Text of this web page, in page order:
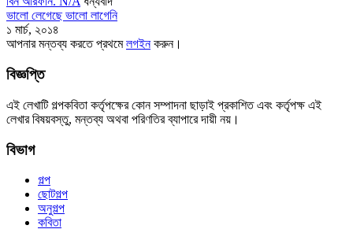
ভালো লেগেছেভালো লাগেনি
১ মার্চ, ২০১৪
আপনার মন্তব্য করতে প্রথমেলগইনকরুন।
বিজ্ঞপ্তি
এই লেখাটি গল্পকবিতা কর্তৃপক্ষের কোন সম্পাদনা ছাড়াই প্রকাশিত এবং কর্তৃপক্ষ এই
লেখার বিষয়বস্তু, মন্তব্য অথবা পরিণতির ব্যাপারে দায়ী নয়।
বিভাগ
গল্প
ছোটগল্প
অনুগল্প
কবিতা